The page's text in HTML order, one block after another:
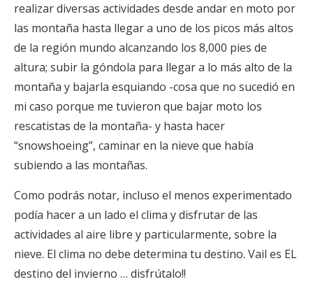
realizar diversas actividades desde andar en moto por
las montaña hasta llegar a uno de los picos más altos
de la región mundo alcanzando los 8,000 pies de
altura; subir la góndola para llegar a lo más alto de la
montaña y bajarla esquiando -cosa que no sucedió en
mi caso porque me tuvieron que bajar moto los
rescatistas de la montaña- y hasta hacer
“snowshoeing”, caminar en la nieve que había
subiendo a las montañas.
Como podrás notar, incluso el menos experimentado
podía hacer a un lado el clima y disfrutar de las
actividades al aire libre y particularmente, sobre la
nieve. El clima no debe determina tu destino. Vail es EL
destino del invierno … disfrútalo!!